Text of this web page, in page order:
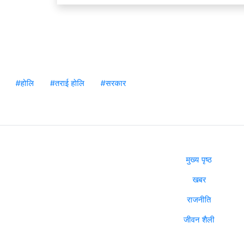
#होलि #तराई होलि #सरकार
मुख्य पृष्ठ
खबर
राजनीति
जीवन शैली